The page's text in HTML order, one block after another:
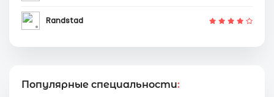
Randstad
Популярные специальности: